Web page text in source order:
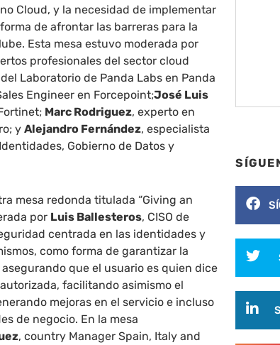
Cloud, y la necesidad de implementar
de afrontar las barreras para la
Esta mesa estuvo moderada por
profesionales del sector cloud
Laboratorio de Panda Labs en Panda
Engineer en Forcepoint;José Luis
Marc Rodriguez, experto en
yAlejandro Fernández, especialista
Gobierno de Datos y
mesa redonda titulada “Giving an
por Luis Ballesteros, CISO de
centrada en las identidades y
como forma de garantizar la
que el usuario es quien dice
facilitando asimismo el
mejoras en el servicio e incluso
de negocio. En la mesa
, country Manager Spain, Italy and